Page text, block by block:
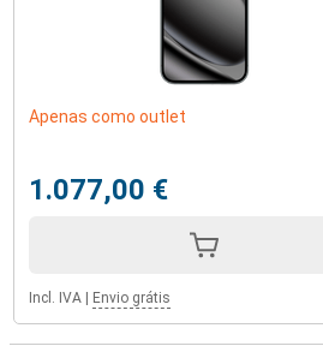
Apenas como outlet
1.077,00 €
Incl. IVA Envio grátis